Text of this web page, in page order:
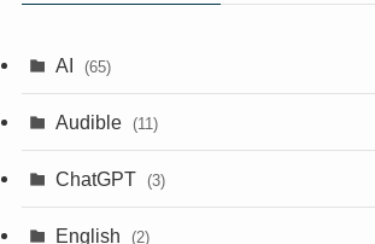
AI (65)
Audible (11)
ChatGPT (3)
English (2)